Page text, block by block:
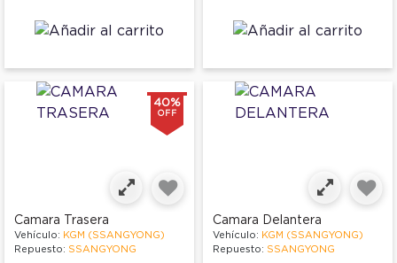
40%
OFF
Camara Trasera
Vehículo: KGM (SSANGYONG)
Repuesto: SSANGYONG
Camara Delantera
Vehículo: KGM (SSANGYONG)
Repuesto: SSANGYONG